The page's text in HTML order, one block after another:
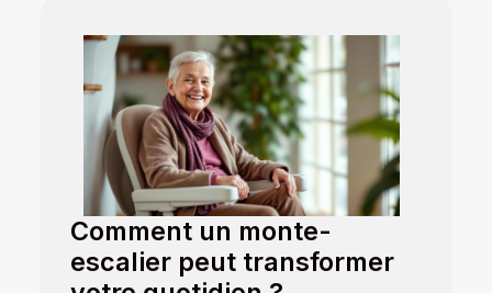
Comment un monte-
escalier peut transformer